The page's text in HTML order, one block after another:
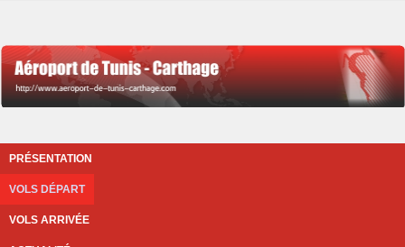
PRÉSENTATION
VOLS DÉPART
VOLS ARRIVÉE